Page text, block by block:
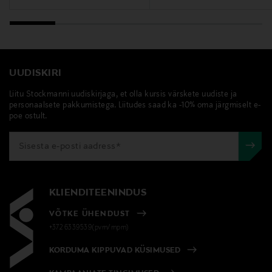
UUDISKIRI
Liitu Stockmanni uudiskirjaga, et olla kursis värskete uudiste ja
personaalsete pakkumistega. Liitudes saad ka -10% oma järgmiselt e-
poe ostult.
KLIENDITEENINDUS
VÕTKE ÜHENDUST
+372 6339539(pvm/mpm)
KORDUMA KIPPUVAD KÜSIMUSED